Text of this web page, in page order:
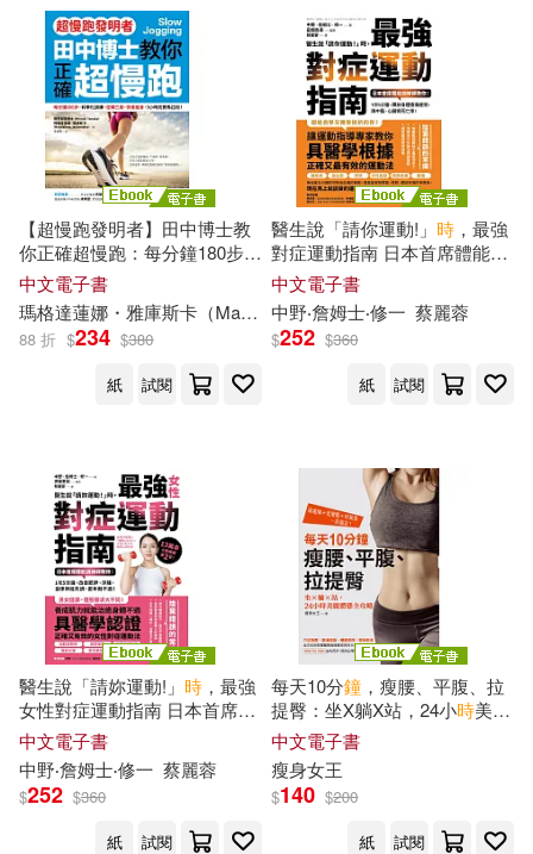
根華編輯部(8)
暇奈椿(4)
槙 陽子(4) Hirano Kawaju(3)
風車編輯群(3)
不求人文化編輯群(2)
中野‧詹姆士‧修一(2)
白麗潔(2)
童趣出版有限公司(2)
高錫珪(2) 黃石公(2)
BELUGA design studio(1)
DK編輯團隊(1) Ladybird(1)
出版社 (可複選)
悅文社(24)
尖端(12)
崧燁文化(6) 布克文化(4)
幼福(4) 遠流(4)
采實文化(4) 風車(4)
三采(3) 人民郵電出版社(3)
親子天下(3) 不求人文化(2)
台灣廣廈(2) 商周出版(2)
捷徑文化(2) 方舟文化(2)
時報出版(2) 木馬文化(2)
華文精典(2) EZ叢書館(1)
展開
配送方式 (可複選)
可海外宅配(47)
可港澳店取(44)
可新加坡店取(44)
可菲律賓店取(44)
【超慢跑發明者】田中博士教
你正確超慢跑：每分鐘180步，
科學化訓練，逆轉三高、快速
瘦身，3小時
完賽馬拉松 (電子
書)
中文電子書
瑪格達蓮娜・雅庫斯卡（Magdalena Jackowska）
田中宏曉博士
88 折 $234 $380
紙
試閱
醫生說「請你運動!」 時 ，最強
對症運動指南 日本首席體能訓
練師教你：1次5分
體痠痛疲勞，降中風、心臟病
死亡率! (電子書)
中文電子書
中野‧詹姆士‧修一 蔡麗蓉
$252 $360
紙
試閱
醫生說「請妳運動!」 時 ，最強
女性對症運動指南 日本首席體
能訓練師教妳：1次5分
善肥胖、浮腫、自律神經失
調、更年期不適! (電子書)
中文電子書
中野‧詹姆士‧修一 蔡麗蓉
$252 $360
紙
試閱
每天10分鐘 ，瘦腰、平腹、拉
提臀：坐X躺X站，24小時美麗
體態全攻略 (電子書)
中文電子書
瘦身女王
$140 $200
紙
試閱